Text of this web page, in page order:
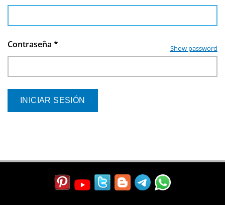
Contraseña * Show password